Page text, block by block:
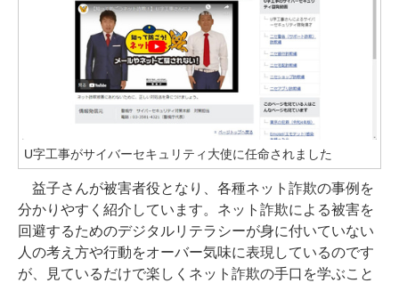
U字工事がサイバーセキュリティ大使に任命されました
益子さんが被害者役となり、各種ネット詐欺の事例を
分かりやすく紹介しています。ネット詐欺による被害を
回避するためのデジタルリテラシーが身に付いていない
人の考え方や行動をオーバー気味に表現しているのです
が、見ているだけで楽しくネット詐欺の手口を学ぶこと